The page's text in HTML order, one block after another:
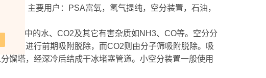
制。主要用户：PSA富氧，氢气提纯，空分装置，石油，
空气中的水、CO2及其它有害杂质如NH3、CO等。空分分
化铝进行前期吸附脱除，而CO2则由分子筛吸附脱除。吸
馏塔，经深冷后结成干冰堵塞管道。小空分装置一般使用